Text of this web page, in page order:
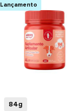
Lançamento
84g